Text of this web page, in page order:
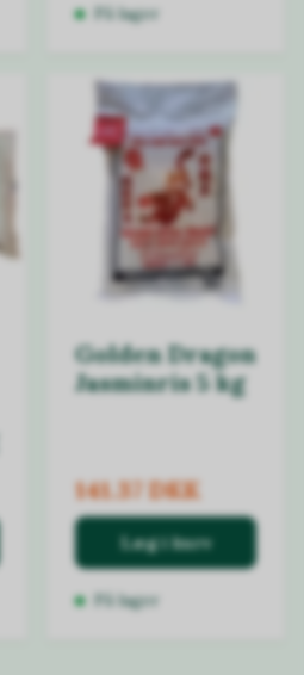
På lager
Golden Dragon
Jasminris 5 kg
141.37 DKK
Læg i kurv
På lager